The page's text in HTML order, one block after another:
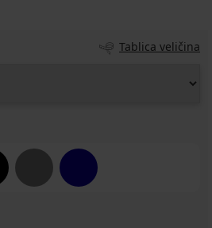
Tablica veličina